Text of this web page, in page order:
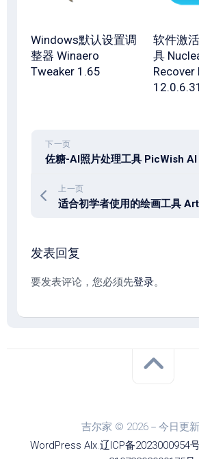
Windows默认设置调
整器 Winaero
Tweaker 1.65
软件激
具
Recover
下一页
上一页
发表回复
要发表评论，您必须先登录。
吉尔家 © 2026－今日更
WordPress Alx.辽ICP备2023000954